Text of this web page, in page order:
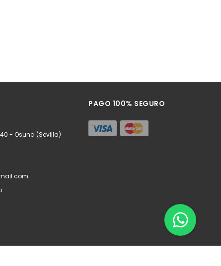
- Osuna (Sevilla)
PAGO 100% SEGURO